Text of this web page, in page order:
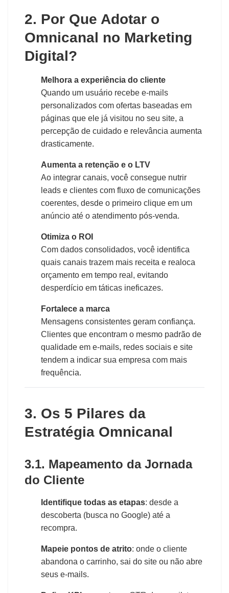
2. Por Que Adotar o
Omnicanal no Marketing
Digital?
Melhora a experiência do cliente
Quando um usuário recebe e-mails
personalizados com ofertas baseadas em
páginas que ele já visitou no seu site, a
percepção de cuidado e relevância aumenta
drasticamente.
Aumenta a retenção e o LTV
Ao integrar canais, você consegue nutrir
leads e clientes com fluxo de comunicações
coerentes, desde o primeiro clique em um
anúncio até o atendimento pós-venda.
Otimiza o ROI
Com dados consolidados, você identifica
quais canais trazem mais receita e realoca
orçamento em tempo real, evitando
desperdício em táticas ineficazes.
Fortalece a marca
Mensagens consistentes geram confiança.
Clientes que encontram o mesmo padrão de
qualidade em e-mails, redes sociais e site
tendem a indicar sua empresa com mais
frequência.
3. Os 5 Pilares da
Estratégia Omnicanal
3.1. Mapeamento da Jornada
do Cliente
Identifique todas as etapas: desde a
descoberta (busca no Google) até a
recompra.
Mapeie pontos de atrito: onde o cliente
abandona o carrinho, sai do site ou não abre
seus e-mails.